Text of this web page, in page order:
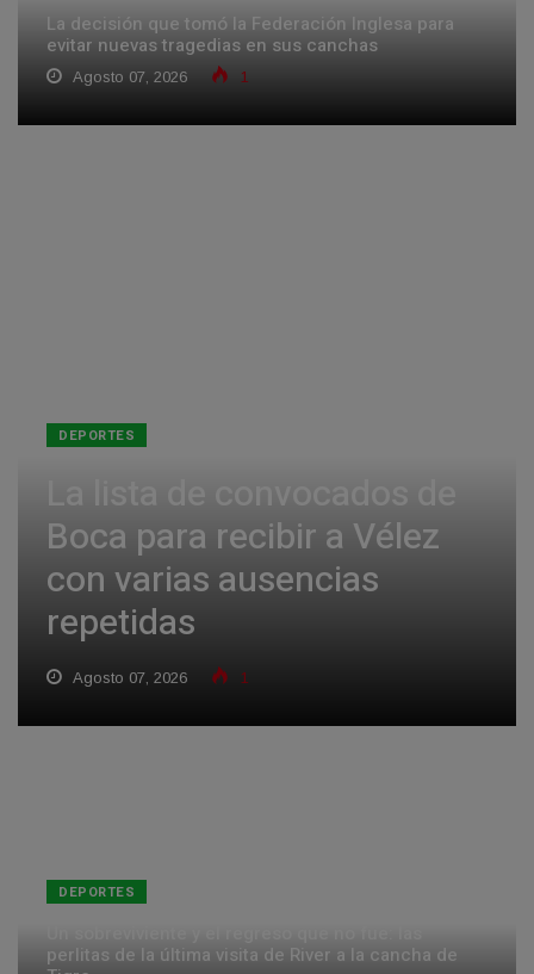
La decisión que tomó la Federación Inglesa para
evitar nuevas tragedias en sus canchas
Agosto 07, 2026 1
DEPORTES
La lista de convocados de
Boca para recibir a Vélez
con varias ausencias
repetidas
Agosto 07, 2026 1
DEPORTES
perlitas de la última visita de River a la cancha de